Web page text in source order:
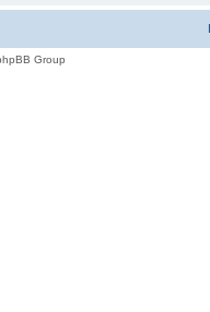
Group